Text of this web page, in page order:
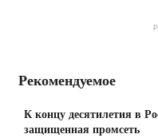
Рекомендуемое
К концу десятилетия в
защищенная промсеть